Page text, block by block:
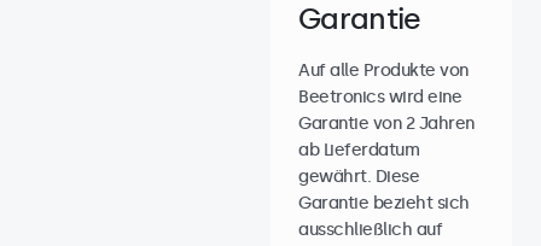
Garantie
Auf alle Produkte von
Beetronics wird eine
Garantie von 2 Jahren
ab Lieferdatum
gewährt. Diese
Garantie bezieht sich
ausschließlich auf